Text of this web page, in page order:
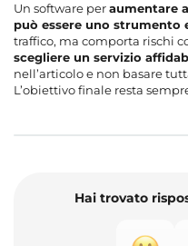
Un software peraumentare
può essere uno strumento
traffico, ma comporta rischi
scegliere un servizio
nell’articolo e non basare
L’obiettivo finale resta
Hai trovato